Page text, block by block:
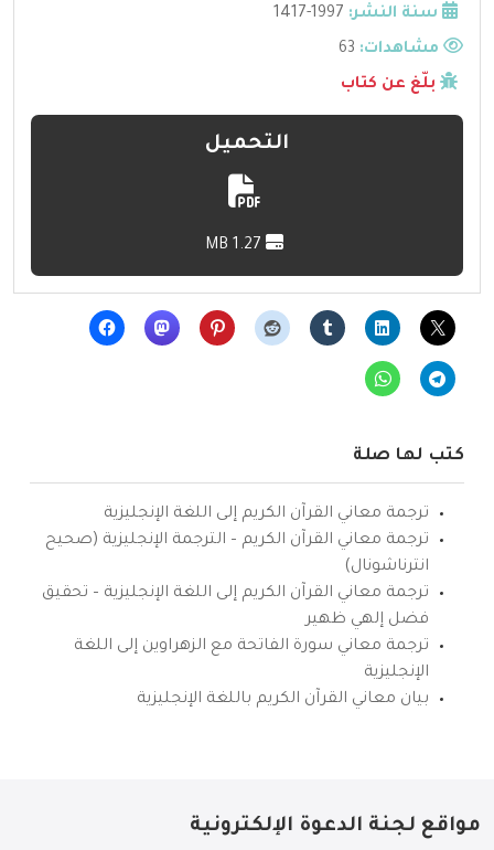
سنة النشر: 1997-1417
مشاهدات:
بلّغ عن كتاب
التحميل
كتب لها صلة
ترجمة معاني القرآن الكريم إلى اللغة الإنجليزية
ترجمة معاني القرآن الكريم – الترجمة الإنجليزية (صحيح
انترناشونال)
ترجمة معاني القرآن الكريم إلى اللغة الإنجليزية – تحقيق
فضل إلهي ظهير
ترجمة معاني سورة الفاتحة مع الزهراوين إلى اللغة
الإنجليزية
بيان معاني القرآن الكريم باللغة الإنجليزية
مواقع لجنة الدعوة الإلكترونية